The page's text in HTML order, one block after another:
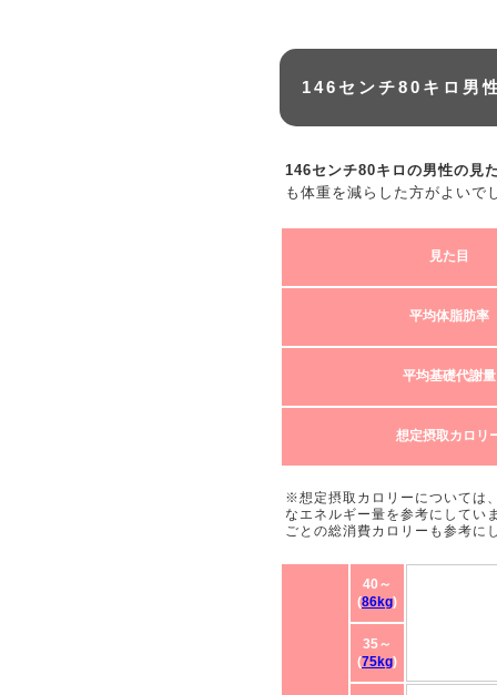
146センチ80キロ男
146センチ80キロの男性の見
も体重を減らした方がよいで
見た目
平均体脂肪率
平均基礎代謝量
想定摂取カロリ
※想定摂取カロリーについては
なエネルギー量を参考にしてい
ごとの総消費カロリーも参考に
40～
(86kg)
35～
(75kg)